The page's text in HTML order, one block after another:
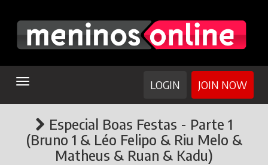
TOGGLE
JOIN NOW
LOGIN
Especial Boas Festas - Parte 1
(Bruno 1 & Léo Felipo & Riu Melo &
Matheus & Ruan & Kadu)